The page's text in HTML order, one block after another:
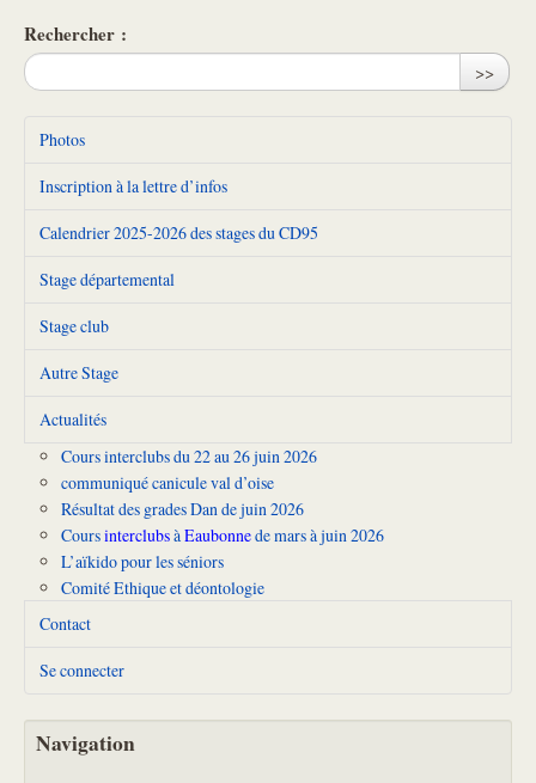
Rechercher :
>>
Photos
Inscription à la lettre d’infos
Calendrier 2025-2026 des stages du CD95
Stage départemental
Stage club
Autre Stage
Actualités
Cours interclubs du 22 au 26 juin 2026
communiqué canicule val d’oise
Résultat des grades Dan de juin 2026
CoursinterclubsàEaubonnede mars à juin 2026
L’aïkido pour les séniors
Comité Ethique et déontologie
Contact
Se connecter
Navigation